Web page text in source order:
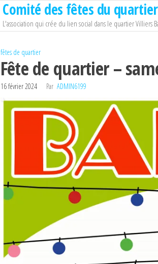
Comité des fêtes du
L'association qui crée du lien social dans le quartier Villiers
fêtes de quartier
Fête de quartier –
16 février 2024 Par ADMIN6199